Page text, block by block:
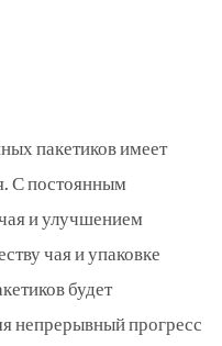
пакетиков имеет
С постоянным
и улучшением
чая и упаковке
будет
непрерывный прогресс